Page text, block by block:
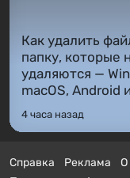
Как удалить
папку, которые
удаляются —
macOS, Android
4 часа назад
Справка Реклама О